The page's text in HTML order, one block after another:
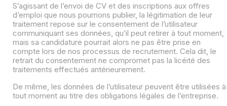
S’agissant de l’envoi de CV et des inscriptions aux offres
d’emploi que nous pourrions publier, la légitimation de leur
traitement repose sur le consentement de l’utilisateur
communiquant ses données, qu’il peut retirer à tout moment,
mais sa candidature pourrait alors ne pas être prise en
compte lors de nos processus de recrutement. Cela dit, le
retrait du consentement ne compromet pas la licéité des
traitements effectués antérieurement.
De même, les données de l’utilisateur peuvent être utilisées à
tout moment au titre des obligations légales de l’entreprise.